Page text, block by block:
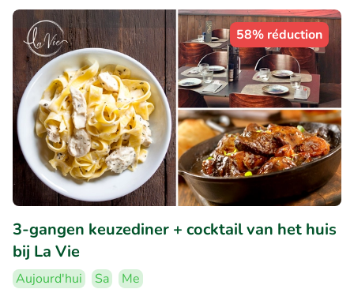
58% réduction
3-gangen keuzediner + cocktail van het huis
bij La Vie
Aujourd'hui Sa Me